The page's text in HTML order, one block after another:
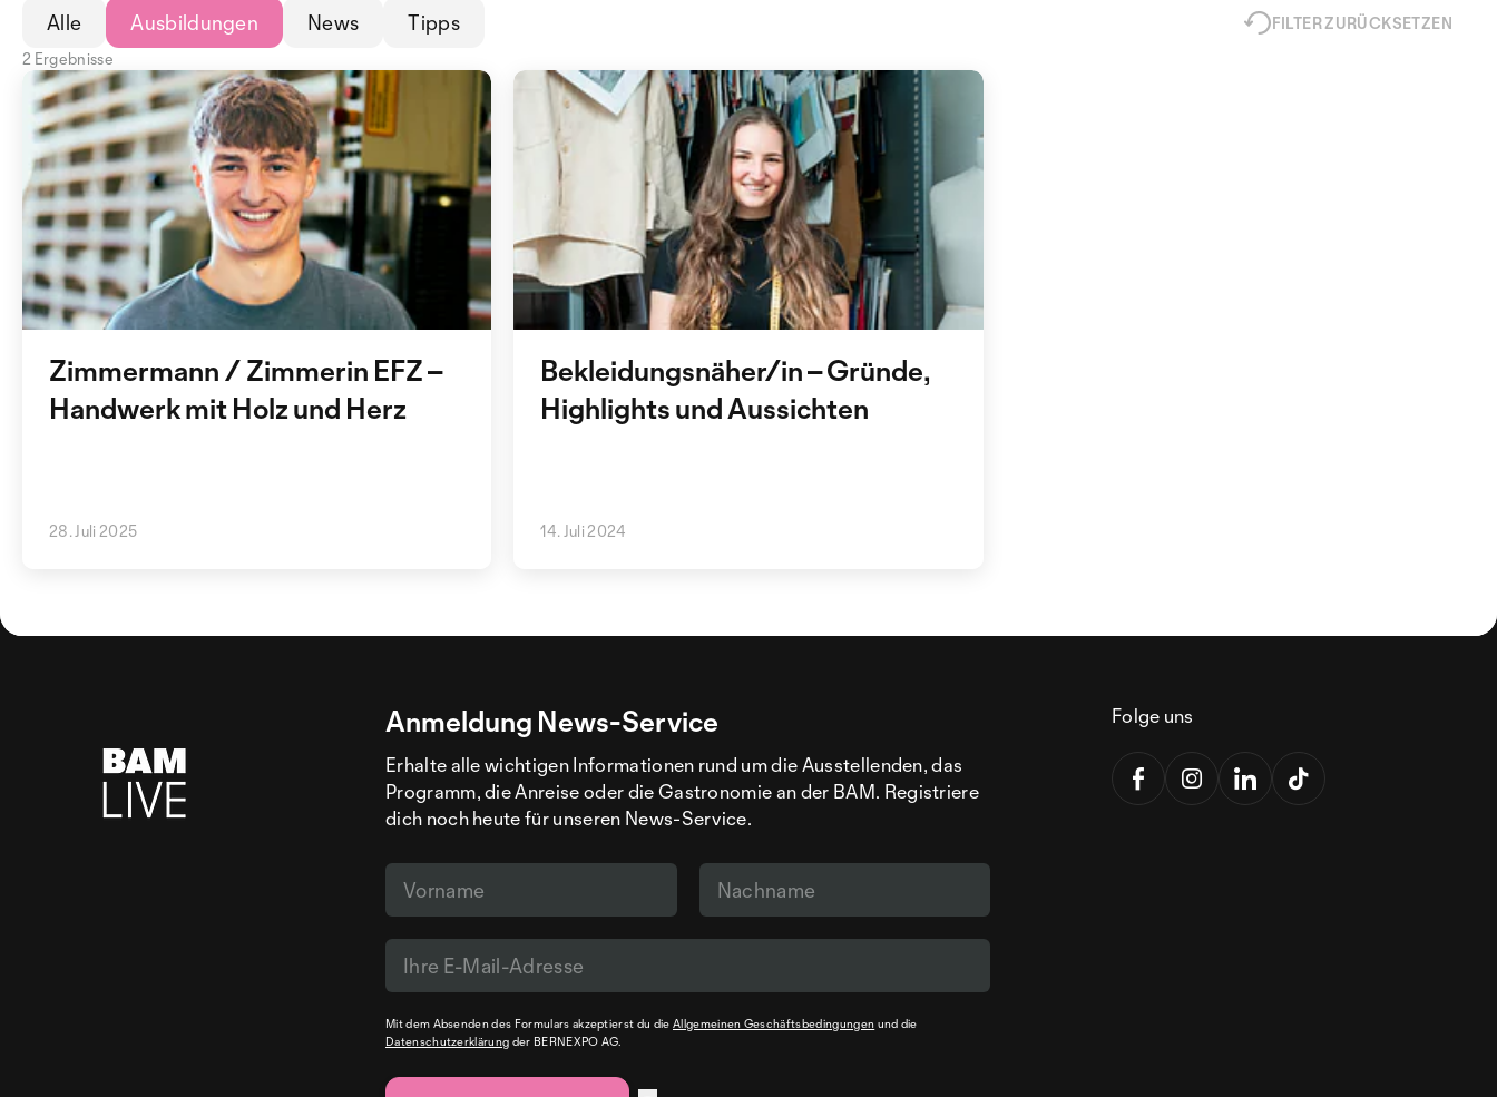
Alle Ausbildungen News Tipps
FILTER ZURÜCKSETZEN
2 Ergebnisse
Zimmermann / Zimmerin EFZ –
Handwerk mit Holz und Herz
28. Juli 2025
Bekleidungsnäher/in – Gründe,
Highlights und Aussichten
14. Juli 2024
Anmeldung News-Service
Erhalte alle wichtigen Informationen rund um die Ausstellenden, das
Programm, die Anreise oder die Gastronomie an der BAM. Registriere
dich noch heute für unseren News-Service.
Mit dem Absenden des Formulars akzeptierst du die Allgemeinen Geschäftsbedingungen und die
Datenschutzerklärung der BERNEXPO AG.
Folge uns